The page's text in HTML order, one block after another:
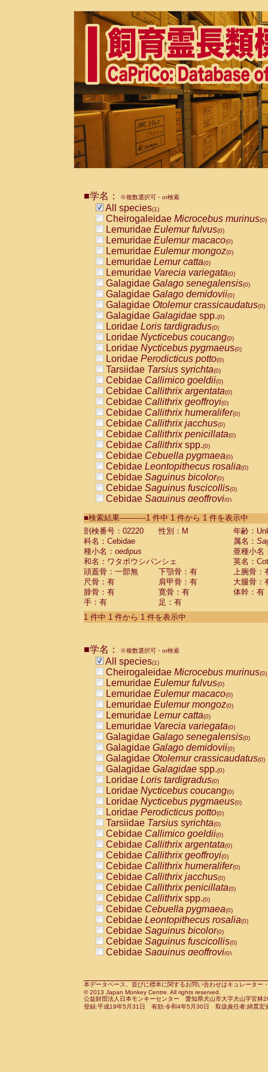
■学名： ※複数選択可・or検索
All species(1)
Cheirogaleidae Microcebus murinus(0)
Lemuridae Eulemur fulvus(0)
Lemuridae Eulemur macaco(0)
Lemuridae Eulemur mongoz(0)
Lemuridae Lemur catta(0)
Lemuridae Varecia variegata(0)
Galagidae Galago senegalensis(0)
Galagidae Galago demidovii(0)
Galagidae Otolemur crassicaudatus(0)
Galagidae Galagidae spp.(0)
Loridae Loris tardigradus(0)
Loridae Nycticebus coucang(0)
Loridae Nycticebus pygmaeus(0)
Loridae Perodicticus potto(0)
Tarsiidae Tarsius syrichta(0)
Cebidae Callimico goeldii(0)
Cebidae Callithrix argentata(0)
Cebidae Callithrix geoffroyi(0)
Cebidae Callithrix humeralifer(0)
Cebidae Callithrix jacchus(0)
Cebidae Callithrix penicillata(0)
Cebidae Callithrixspp.(0)
Cebidae Cebuella pygmaea(0)
Cebidae Leontopithecus rosalia(0)
Cebidae Saguinus bicolor(0)
Cebidae Saguinus fuscicollis(0)
Cebidae Saguinus geoffroyi(0)
CebidaeSaguinus labiatus(0)
Cebidae Saguinus leucopus (0)
Cebidae
Cebidae
CebidaeSaguinus nigricollis (0)
Cebidae Saguinus oedipus
Cebidae Saguinus weddelli
Cebidae Saguinusspp.
Cebidae Aotus trivirgatus
Cebidae Cebus albifrons
CebidaeCebus nigrivittatus
CebidaeCebus
CebidaeSaimiri boliviensis(0)
CebidaeSaimiri sciureus(0)
AtelidaeAlouatta caraya(0)
AtelidaeAlouatta fusca(0)
AtelidaeAlouatta seniculus
AtelidaeAlouattaspp.(0)
AtelidaeAteles belzebuth(0)
AtelidaeAteles geoffroyi(0)
AtelidaeAteles paniscus(0)
AtelidaeAtelesspp.(0)
Atelidae Lagothrix lagothricha
AtelidaeLagothrix lagothricha cana
PitheciidaeCacajao calvus
PitheciidaeCallicebus cupreus
PitheciidaeCallicebus donacophilus
PitheciidaeCallicebus moloch
PitheciidaeCallicebus torquatus
PitheciidaeCallicebusspp.(0)
PitheciidaeChiropotes satanas(0)
PitheciidaePithecia monachus
PitheciidaePithecia pithecia(0)
CercopithecidaeCercocebus agilis
CercopithecidaeCercocebus
CercopithecidaeCercocebus
CercopithecidaeCercocebus
CercopithecidaeCercocebus
CercopithecidaeCercocebushybrid
CercopithecidaePapio anubis(0)
CercopithecidaePapio cynocephalus
CercopithecidaePapio hamadryas(0)
■検索結果-----------1 件中 1 件から 1 件を表示中
剖検番号：02220
性別：M
年齢：
科名：Cebidae
属名：
種小名： oedipus
亜種小名
和名：ワタボウシパンシェ
英名：
頭蓋骨：一部無
下顎骨：有
上腕骨：
尺骨：有
肩甲骨：有
大腿骨：
腓骨：有
寛骨：有
体幹：有
手：有
足：有
1 件中 1 件から 1 件を表示中
■学名： ※複数選択可・or検索
All species(1)
Cheirogaleidae Microcebus murinus(0)
Lemuridae Eulemur fulvus(0)
Lemuridae Eulemur macaco(0)
Lemuridae Eulemur mongoz(0)
Lemuridae Lemur catta(0)
Lemuridae Varecia variegata(0)
Galagidae Galago senegalensis(0)
Galagidae Galago demidovii(0)
Galagidae Otolemur crassicaudatus(0)
Galagidae Galagidae spp.(0)
Loridae Loris tardigradus(0)
Loridae Nycticebus coucang(0)
Loridae Nycticebus pygmaeus(0)
Loridae Perodicticus potto(0)
Tarsiidae Tarsius syrichta(0)
Cebidae Callimico goeldii(0)
Cebidae Callithrix argentata(0)
Cebidae Callithrix geoffroyi(0)
Cebidae Callithrix humeralifer(0)
Cebidae Callithrix jacchus(0)
Cebidae Callithrix penicillata(0)
Cebidae Callithrixspp.(0)
Cebidae Cebuella pygmaea(0)
Cebidae Leontopithecus rosalia(0)
Cebidae Saguinus bicolor(0)
Cebidae Saguinus fuscicollis(0)
Cebidae Saguinus geoffroyi(0)
CebidaeSaguinus leucopus(0)
CebidaeSaguinus midas(0)
Cebidae Saguinus mystax(0)
本データベース、並びに標本に関するお問い合わせはキュレータ
© 2013 Japan Monkey Centre. All rights reserved.
公益財団法人日本モンキーセンター 愛知県犬山市大字犬山字官
登録:平成19年5月31日 有効:令和4年5月30日 取扱責任者:綿貫宏